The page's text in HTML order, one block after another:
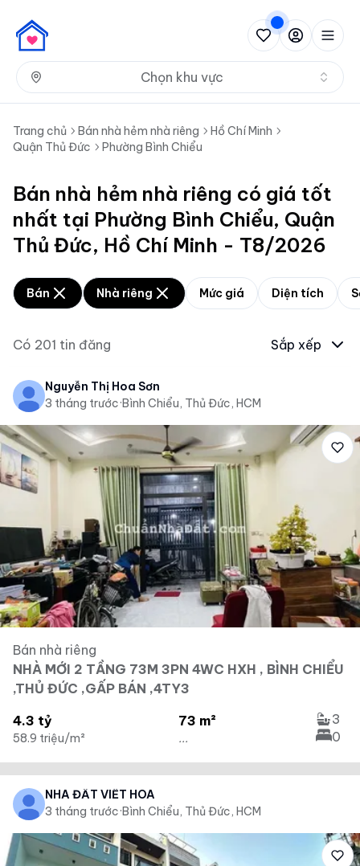
Chọn khu vực
Trang chủ Bán nhà hẻm nhà riêng
Hồ Chí Minh
Quận Thủ Đức
Phường Bình Chiểu
Bán nhà hẻm nhà riêng có giá tốt
nhất tại Phường Bình Chiểu, Quận
Thủ Đức, Hồ Chí Minh - T8/2026
Bán Nhà riêng Mức giá Diện tích
Có 201 tin đăng Sắp xếp
Nguyễn Thị Hoa Sơn
3 tháng trước·Bình Chiểu, Thủ Đức, HCM
Bán nhà riêng
NHÀ MỚI 2 TẦNG 73M 3PN 4WC HXH , BÌNH CHIỂU
,THỦ ĐỨC ,GẤP BÁN ,4TY3
4.3 tỷ
58.9 triệu/m²
73 m²
...
3
0
NHÀ ĐẤT VIẾT HOA
3 tháng trước·Bình Chiểu, Thủ Đức, HCM